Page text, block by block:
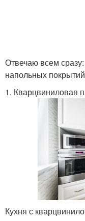
Отвечаю всем
напольных
1. Кварцвиниловая
Кухня с